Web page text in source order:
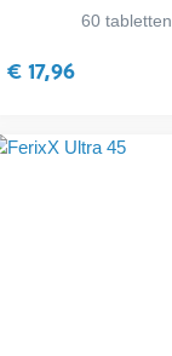
60 tabletten
€ 17,96